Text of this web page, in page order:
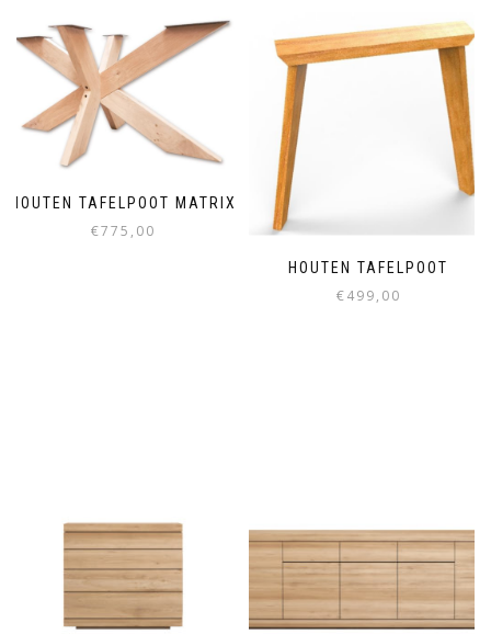
HOUTEN TAFELPOOT MATRIX
€775,00
HOUTEN TAFELPOOT
€499,00